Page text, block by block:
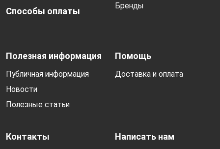
Способы оплаты
Бренды
Полезная информация
Публичная информация
Новости
Полезные статьи
Помощь
Доставка и оплата
Контакты Написать нам